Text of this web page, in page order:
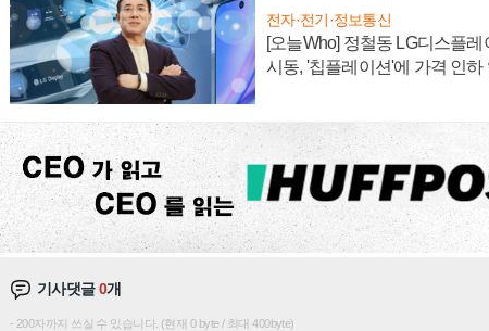
전자·전기·정보통신
[오늘Who] 정철동 LG디스플
시동, '칩플레이션'에 가격 인하
기사댓글0개
200자까지 쓰실 수 있습니다. (현재 0 byte / 최대 400byte)